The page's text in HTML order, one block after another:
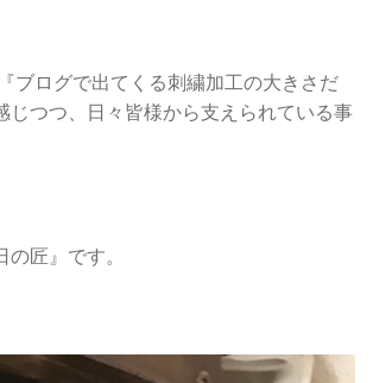
ブログで出てくる刺繍加工の大きさだ
つつ、日々皆様から支えられている事
匠』です。